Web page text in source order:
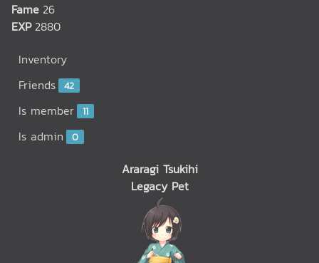
Fame 26
EXP 2880
Inventory
Friends 42
Is member 11
Is admin 0
Araragi Tsukihi
Legacy Pet